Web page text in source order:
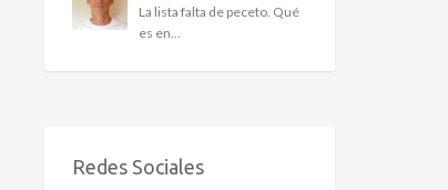
La lista falta de peceto. Qué
es en...
Redes Sociales